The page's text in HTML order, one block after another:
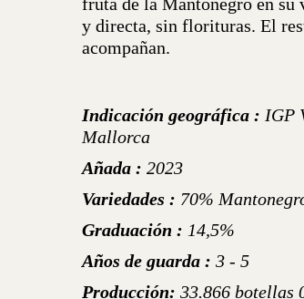
y directa, sin florituras. El
acompañan.
Indicación geográfica : IGP
Mallorca
Añada : 2023
Variedades : 70%
Graduación : 14,5%
Años de guarda : 3 - 5
Producción: 33.866 botellas